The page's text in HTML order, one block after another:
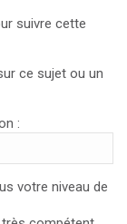
suivre cette
ce sujet ou un
:
votre niveau de